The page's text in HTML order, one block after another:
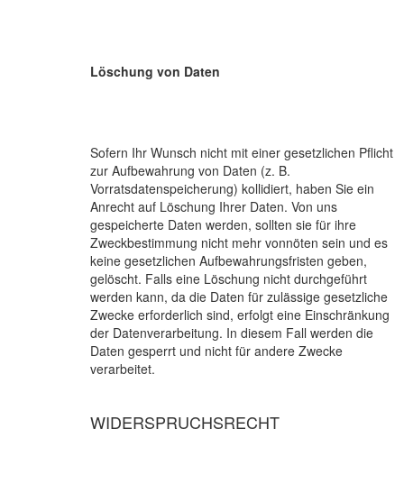
Löschung von Daten
Sofern Ihr Wunsch nicht mit einer gesetzlichen Pflicht
zur Aufbewahrung von Daten (z. B.
Vorratsdatenspeicherung) kollidiert, haben Sie ein
Anrecht auf Löschung Ihrer Daten. Von uns
gespeicherte Daten werden, sollten sie für ihre
Zweckbestimmung nicht mehr vonnöten sein und es
keine gesetzlichen Aufbewahrungsfristen geben,
gelöscht. Falls eine Löschung nicht durchgeführt
werden kann, da die Daten für zulässige gesetzliche
Zwecke erforderlich sind, erfolgt eine Einschränkung
der Datenverarbeitung. In diesem Fall werden die
Daten gesperrt und nicht für andere Zwecke
verarbeitet.
WIDERSPRUCHSRECHT